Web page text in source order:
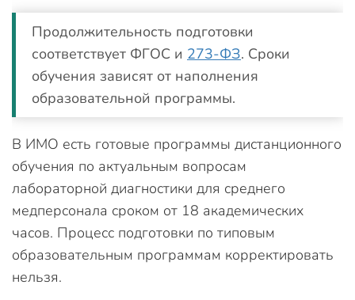
Продолжительность подготовки
соответствует ФГОС и 273-ФЗ. Сроки
обучения зависят от наполнения
образовательной программы.
В ИМО есть готовые программы дистанционного
обучения по актуальным вопросам
лабораторной диагностики для среднего
медперсонала сроком от 18 академических
часов. Процесс подготовки по типовым
образовательным программам корректировать
нельзя.